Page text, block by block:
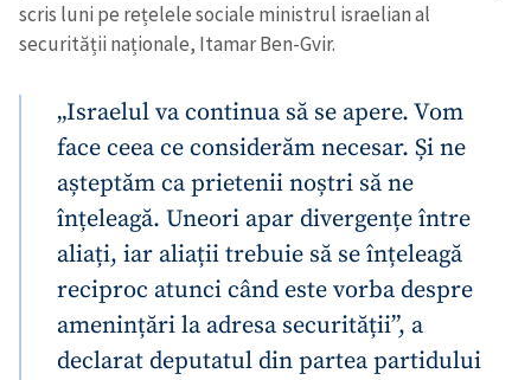
scris luni pe rețelele sociale ministrul israelian al
securității naționale, Itamar Ben-Gvir.
„Israelul va continua să se apere. Vom
face ceea ce considerăm necesar. Și ne
așteptăm ca prietenii noștri să ne
înțeleagă. Uneori apar divergențe între
aliați, iar aliații trebuie să se înțeleagă
reciproc atunci când este vorba despre
amenințări la adresa securității”, a
declarat deputatul din partea partidului